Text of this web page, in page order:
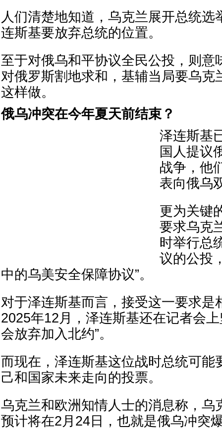
人们清楚地知道，乌克兰展开总统选
连斯基要放弃总统的位置。
至于对俄乌和平协议全民公投，则意
对俄罗斯割地求和，基辅当局要乌克
这样做。
俄乌冲突在今年夏天前结束？
泽连斯基
国人提议
战争，他
表向俄乌
更为关键
要求乌克
时举行总
议的公投
中的乌美安全保障协议”。
对于泽连斯基而言，接受这一要求是
2025年12月，泽连斯基还在记者会
会放弃加入北约”。
而现在，泽连斯基这位战时总统可能
己和国家未来走向的投票。
乌克兰和欧洲知情人士的消息称，乌
预计将在2月24日，也就是俄乌冲突